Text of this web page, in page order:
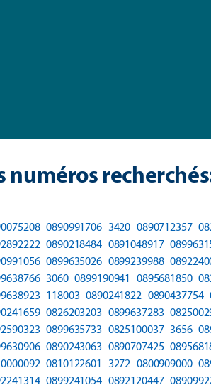
numéros
0890991706 3420 0890712357
0890218484 0891048917
0899635026 0899239988
3060 0899190941 0895681850
118003 0890241822 0890437754
0826203203 0899637283
0899635733 0825100037 3656
0890243063 0890707425
0810122601 3272 0800909000
0899241054 0892120447